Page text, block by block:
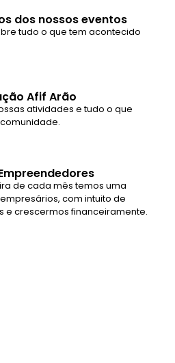
dos nossos eventos
tudo o que tem acontecido
Afif Arão
atividades e tudo o que
de cada mês temos uma
com intuito de
e crescermos financeiramente.